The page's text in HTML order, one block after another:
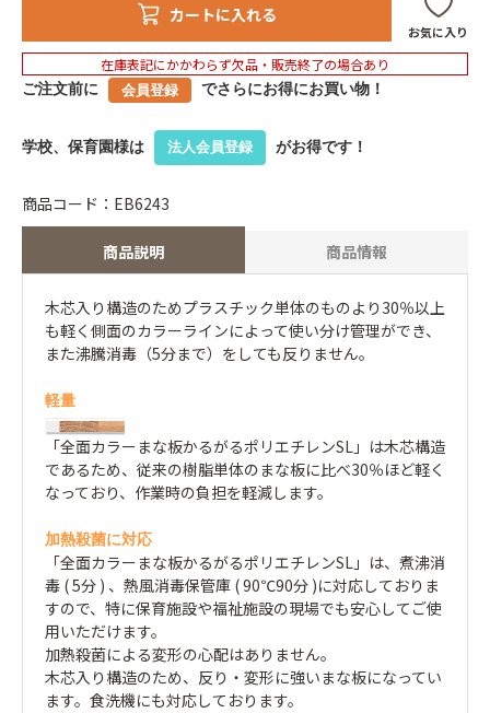
カートに入れる
お気に入り
在庫表記にかかわらず欠品・販売終了の場合あり
ご注文前に 会員登録 でさらにお得にお買い物！
学校、保育園様は 法人会員登録 がお得です！
商品説明 商品情報
木芯入り構造のためプラスチック単体のものより30％以上
も軽く側面のカラーラインによって使い分け管理ができ、
また沸騰消毒（5分まで）をしても反りません。
軽量
「全面カラーまな板かるがるポリエチレンSL」は木芯構造
であるため、従来の樹脂単体のまな板に比べ30％ほど軽く
なっており、作業時の負担を軽減します。
加熱殺菌に対応
「全面カラーまな板かるがるポリエチレンSL」は、煮沸消
毒 ( 5分 ) 、熱風消毒保管庫 ( 90℃90分 )に対応しておりま
すので、特に保育施設や福祉施設の現場でも安心してご使
用いただけます。
加熱殺菌による変形の心配はありません。
木芯入り構造のため、反り・変形に強いまな板になってい
ます。食洗機にも対応しております。
商品コード：EB6243